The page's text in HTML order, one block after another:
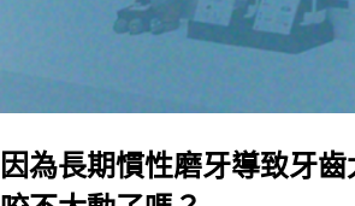
因為長期慣性磨牙導致牙